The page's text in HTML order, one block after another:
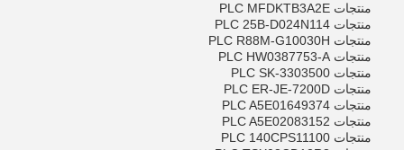
منتجات PLC MFDKTB3A2E
منتجات PLC 25B-D024N114
منتجات PLC R88M-G10030H
منتجات PLC HW0387753-A
منتجات PLC SK-3303500
منتجات PLC ER-JE-7200D
منتجات PLC A5E01649374
منتجات PLC A5E02083152
منتجات PLC 140CPS11100